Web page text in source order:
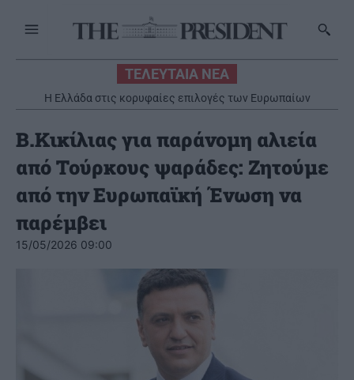
ΤΕΛΕΥΤΑΙΑ ΝΕΑ
Η Ελλάδα στις κορυφαίες επιλογές των Ευρωπαίων
ταξιδιωτών
Β.Κικίλιας για παράνομη αλιεία
από Τούρκους ψαράδες: Ζητούμε
από την Ευρωπαϊκή Ένωση να
παρέμβει
15/05/2026 09:00